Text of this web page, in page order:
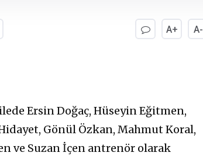
A+ A-
Ersin Doğaç, Hüseyin Eğitmen,
Gönül Özkan, Mahmut Koral,
ve Suzan İçen antrenör olarak